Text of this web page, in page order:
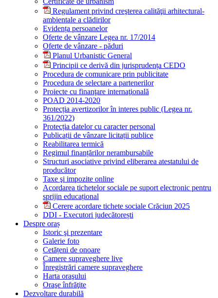
Regulament privind creşterea calităţii arhitectural-
ambientale a clădirilor
Evidența persoanelor
Oferte de vânzare Legea nr. 17/2014
Oferte de vânzare - păduri
Planul Urbanistic General
Principii ce derivă din jurisprudența CEDO
Procedura de comunicare prin publicitate
Procedura de selectare a partenerilor
Proiecte cu finanţare internaţională
POAD 2014-2020
Protecția avertizorilor în interes public (Legea nr.
361/2022)
Protecția datelor cu caracter personal
Publicații de vânzare licitații publice
Reabilitarea termică
Regimul finanțărilor nerambursabile
Structuri asociative privind eliberarea atestatului de
producător
Taxe şi impozite online
Acordarea tichetelor sociale pe suport electronic pentru
sprijin educațional
Cerere acordare tichete sociale Crăciun 2025
DDI - Executori judecătorești
Despre oraș
Istoric şi prezentare
Galerie foto
Cetățeni de onoare
Camere supraveghere live
Înregistrări camere supraveghere
Harta oraşului
Oraşe înfrăţite
Dezvoltare durabilă